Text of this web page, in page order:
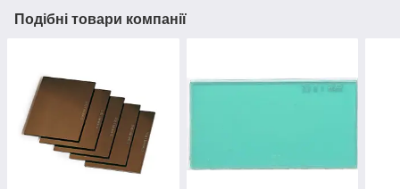
Подібні товари компанії